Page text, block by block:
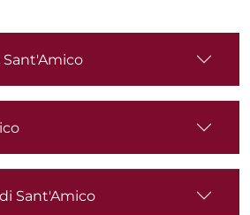
Sant'Amico